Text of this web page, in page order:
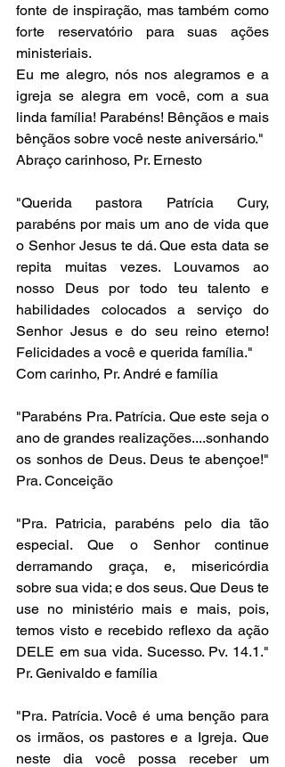
fonte de inspiração, mas também como
forte reservatório para suas ações
ministeriais.
Eu me alegro, nós nos alegramos e a
igreja se alegra em você, com a sua
linda família! Parabéns! Bênçãos e mais
bênçãos sobre você neste aniversário."
Abraço carinhoso, Pr. Ernesto
"Querida pastora Patrícia Cury,
parabéns por mais um ano de vida que
o Senhor Jesus te dá. Que esta data se
repita muitas vezes. Louvamos ao
nosso Deus por todo teu talento e
habilidades colocados a serviço do
Senhor Jesus e do seu reino eterno!
Felicidades a você e querida família."
Com carinho, Pr. André e família
"Parabéns Pra. Patrícia. Que este seja o
ano de grandes realizações....sonhando
os sonhos de Deus. Deus te abençoe!"
Pra. Conceição
"Pra. Patricia, parabéns pelo dia tão
especial. Que o Senhor continue
derramando graça, e, misericórdia
sobre sua vida; e dos seus. Que Deus te
use no ministério mais e mais, pois,
temos visto e recebido reflexo da ação
DELE em sua vida. Sucesso. Pv. 14.1."
Pr. Genivaldo e família
"Pra. Patrícia. Você é uma benção para
os irmãos, os pastores e a Igreja. Que
neste dia você possa receber um